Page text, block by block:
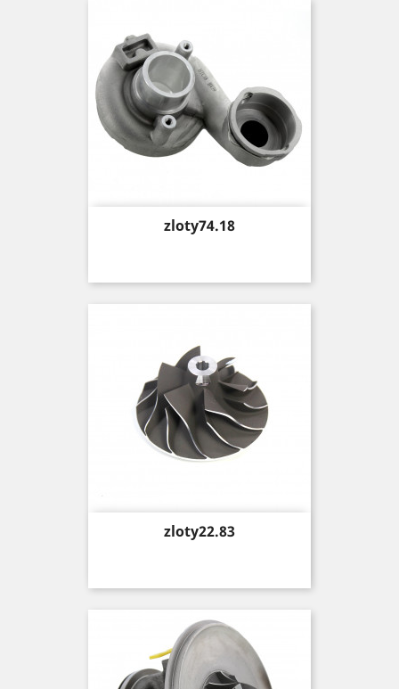
Price
zloty74.18
Price
zloty22.83